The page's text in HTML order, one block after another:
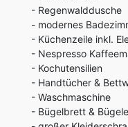
- Regenwalddusche
- modernes
- Küchenzeile inkl.
- Nespresso
- Kochutensilien
- Handtücher &
- Waschmaschine
- Bügelbrett &